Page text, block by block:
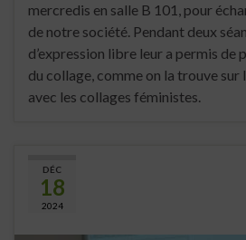
mercredis en salle B 101, pour
de notre société. Pendant deux
d’expression libre leur a permis de
du collage, comme on la trouve sur
avec les collages féministes.
DÉC
18
2024